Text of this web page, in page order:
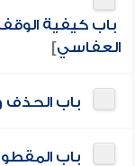
باب كيفية
العفاسي]
باب الحذف
باب